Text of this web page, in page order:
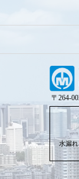
〒264-
水漏